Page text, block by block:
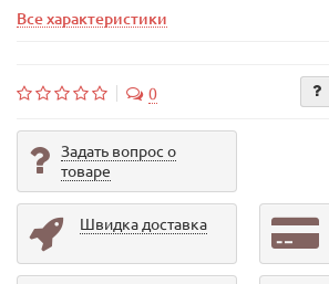
Все характеристики
0
Задать вопрос о
товаре
Швидка доставка